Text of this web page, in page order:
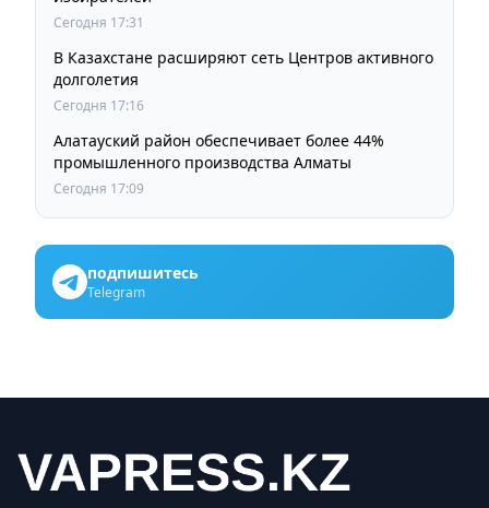
Сегодня 17:31
В Казахстане расширяют сеть Центров активного
долголетия
Сегодня 17:16
Алатауский район обеспечивает более 44%
промышленного производства Алматы
Сегодня 17:09
подпишитесь
Telegram